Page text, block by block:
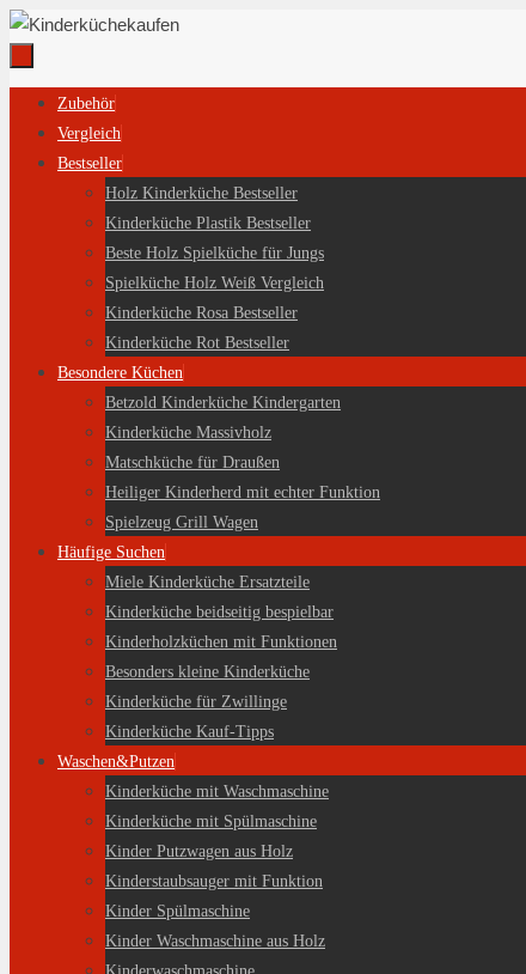
Zum
springen
Zum
Inhalt
springen
Zubehör
Vergleich
Bestseller
Holz Kinderküche Bestseller
Kinderküche Plastik Bestseller
Beste Holz Spielküche für Jungs
Spielküche Holz Weiß Vergleich
Kinderküche Rosa Bestseller
Kinderküche Rot Bestseller
Besondere Küchen
Betzold Kinderküche Kindergarten
Kinderküche Massivholz
Matschküche für Draußen
Heiliger Kinderherd mit echter Funktion
Spielzeug Grill Wagen
Häufige Suchen
Miele Kinderküche Ersatzteile
Kinderküche beidseitig bespielbar
Kinderholzküchen mit Funktionen
Besonders kleine Kinderküche
Kinderküche für Zwillinge
Kinderküche Kauf-Tipps
Waschen&Putzen
Kinderküche mit Waschmaschine
Kinderküche mit Spülmaschine
Kinder Putzwagen aus Holz
Kinderstaubsauger mit Funktion
Kinder Spülmaschine
Kinder Waschmaschine aus Holz